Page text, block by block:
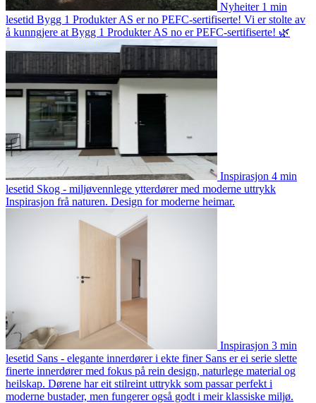
Nyheiter 1 min
lesetid Bygg 1 Produkter AS er no PEFC-sertifiserte! Vi er stolte av
å kunngjere at Bygg 1 Produkter AS no er PEFC-sertifiserte! 🌿
Inspirasjon 4 min
lesetid Skog - miljøvennlege ytterdører med moderne uttrykk
Inspirasjon frå naturen. Design for moderne heimar.
Inspirasjon 3 min
lesetid Sans - elegante innerdører i ekte finer Sans er ei serie slette
finerte innerdører med fokus på rein design, naturlege material og
heilskap. Dørene har eit stilreint uttrykk som passar perfekt i
moderne bustader, men fungerer også godt i meir klassiske miljø.